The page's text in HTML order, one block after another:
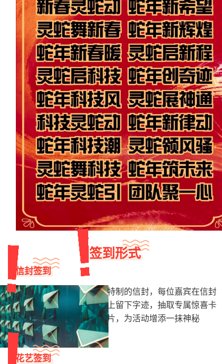
签到形式
信封签到
特制的信封，每位嘉宾在信封
上留下字迹，抽取专属惊喜卡
片，为活动增添一抹神秘
花艺签到